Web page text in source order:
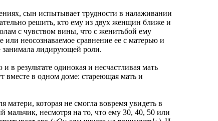
сын испытывает трудности в налаживании
решить, кто ему из двух женщин ближе и
с чувством вины, что с женитьбой ему
неосознаваемое сравнение ее с матерью и
лидирующей роли.
результате одинокая и несчастливая мать
вместе в одном доме: стареющая мать и
которая не смогла вовремя увидеть в
мальчик, несмотря на то, что ему 30, 40, 50 или